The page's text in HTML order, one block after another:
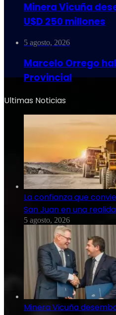
Minera Vicuña
U$D 250 millones
5 agosto, 2026
Marcelo Orrego
Provincial
Ultimas Noticias
La confianza que
San Juan en una
5 agosto, 2026
Minera Vicuña